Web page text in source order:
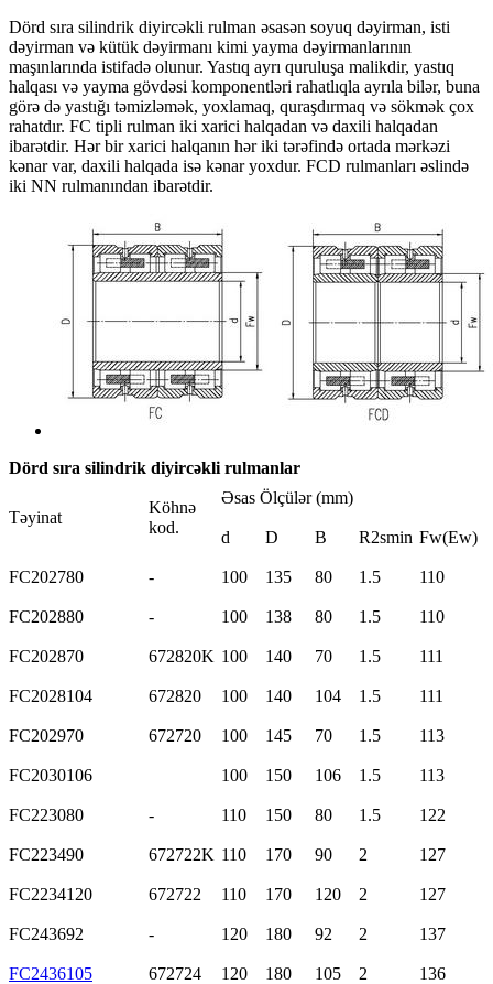
Dörd sıra silindrik diyircəkli rulman əsasən soyuq dəyirman, isti
dəyirman və kütük dəyirmanı kimi yayma dəyirmanlarının
maşınlarında istifadə olunur. Yastıq ayrı quruluşa malikdir, yastıq
halqası və yayma gövdəsi komponentləri rahatlıqla ayrıla bilər, buna
görə də yastığı təmizləmək, yoxlamaq, quraşdırmaq və sökmək çox
rahatdır. FC tipli rulman iki xarici halqadan və daxili halqadan
ibarətdir. Hər bir xarici halqanın hər iki tərəfində ortada mərkəzi
kənar var, daxili halqada isə kənar yoxdur. FCD rulmanları əslində
iki NN rulmanından ibarətdir.
Dörd sıra silindrik diyircəkli rulmanlar
Təyinat
Köhnə
kod.
Əsas Ölçülər (mm)
d D B R2smin Fw(Ew)
FC202780 - 100 135 80 1.5 110
FC202880 - 100 138 80 1.5 110
FC202870 672820K 100 140 70 1.5 111
FC2028104 672820 100 140 104 1.5 111
FC202970 672720 100 145 70 1.5 113
FC2030106 100 150 106 1.5 113
FC223080 - 110 150 80 1.5 122
FC223490 672722K 110 170 90 2 127
FC2234120 672722 110 170 120 2 127
FC243692 - 120 180 92 2 137
FC2436105 672724 120 180 105 2 136